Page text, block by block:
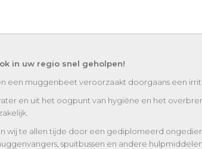
in uw regio snel geholpen!
een muggenbeet veroorzaakt doorgaans een
en uit het oogpunt van hygiëne en het
wij te allen tijde door een gediplomeerd
spuitbussen en andere